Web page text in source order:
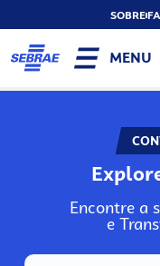
SOBRE
MENU
Encontre a
e